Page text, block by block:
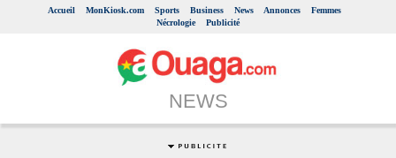
Accueil MonKiosk.com Sports Business News Annonces
Femmes
Nécrologie
Publicité
NEWS